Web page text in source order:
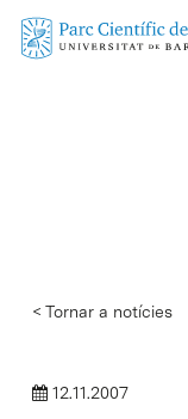
Skip
< Tornar a notícies
12.11.2007